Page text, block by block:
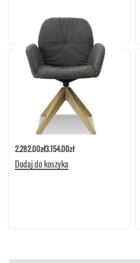
Krzesło Z Podłokietnikiem Siras Noga
Dębowa Obrotowa | Meble Matowski
2.282.00zł3.154.00zł
Dodaj do koszyka